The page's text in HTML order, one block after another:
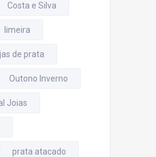
Costa e Silva
limeira
de prata
Outono Inverno
Joias
prata atacado